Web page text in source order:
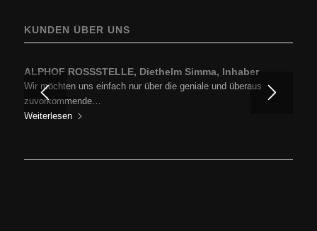
KUNDEN ÜBER UNS
ALPHOF ROSSSTELLE, Diethelm Simma, Inhaber
Wir möchten uns einfach nur über die geniale und überaus
zuvorkommende…
Weiterlesen